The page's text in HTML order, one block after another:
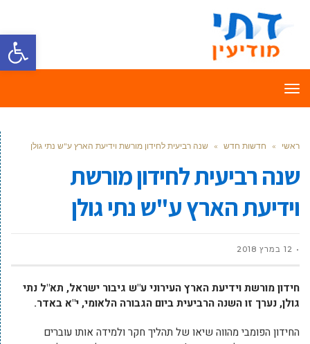
פתח
תפריט
ראשי » חדשות חדש » שנה רביעית לחידון מורשת וידיעת הארץ ע"ש נתי גולן
שנה רביעית לחידון מורשת
וידיעת הארץ ע"ש נתי גולן
12 במרץ 2018
חידון מורשת וידיעת הארץ העירוני ע"ש גיבור ישראל, תא"ל נתי
גולן, נערך זו השנה הרביעית ביום הגבורה הלאומי, י"א באדר.
החידון הפומבי מהווה שיאו של תהליך חקר ולמידה אותו עוברים